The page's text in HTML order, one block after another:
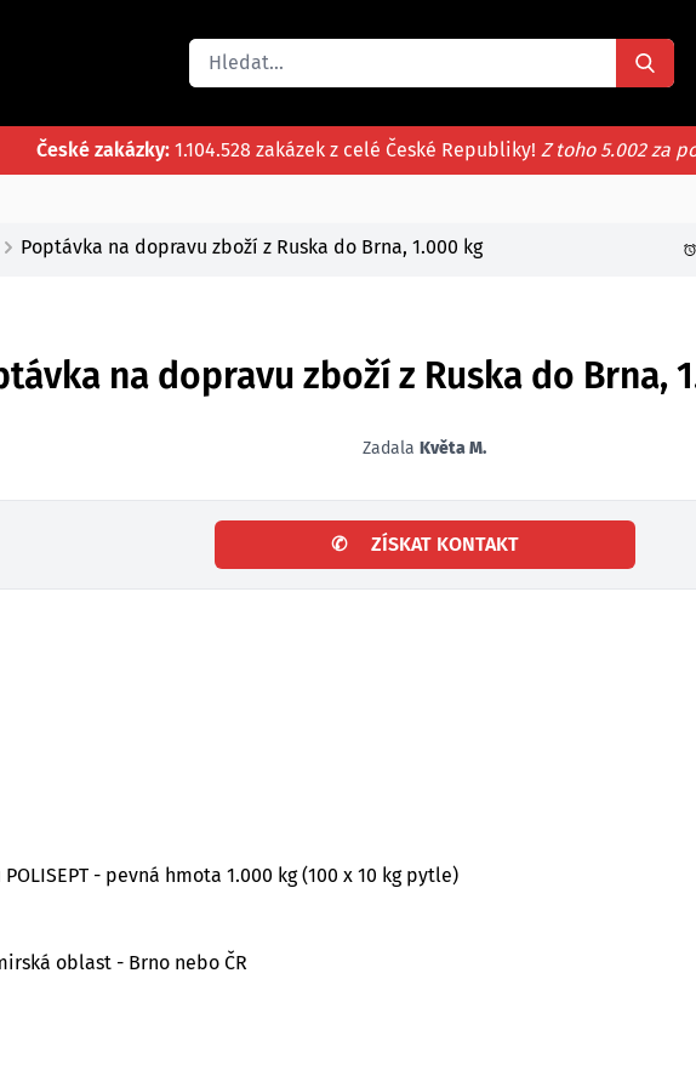
České zakázky: 1.104.528 zakázek z celé České Republiky! Z toho 5.002 za
Poptávka na dopravu zboží z Ruska do Brna, 1.000 kg
na dopravu zboží z Ruska do Brna,
Zadala Květa M.
✆ ZÍSKAT KONTAKT
- pevná hmota 1.000 kg (100 x 10 kg pytle)
oblast - Brno nebo ČR